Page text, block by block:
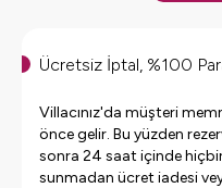
Ücretsiz İptal, %100
Villacınız'da müşteri
önce gelir. Bu yüzden
sonra 24 saat içinde
sunmadan ücret iadesi